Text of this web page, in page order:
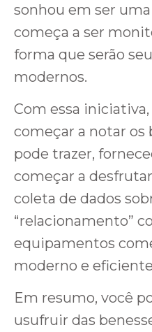
sonhou em ser
começa a ser
forma que serão
modernos.
Com essa
começar a notar os
pode trazer,
começar a
coleta de dados
“relacionamento”
equipamentos
moderno e
Em resumo, você
usufruir das